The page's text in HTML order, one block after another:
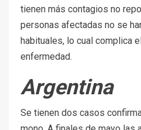
tienen más contagios no
personas afectadas no se
habituales, lo cual complica
enfermedad.
Argentina
Se tienen dos casos